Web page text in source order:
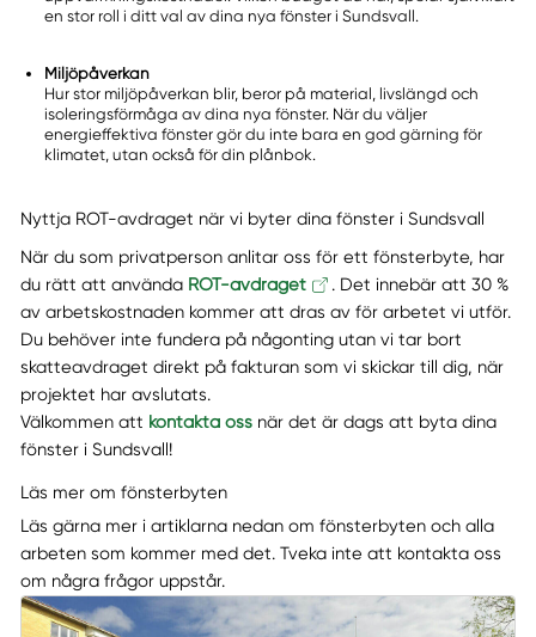
en stor roll i ditt val av dina nya fönster i Sundsvall.
Miljöpåverkan
Hur stor miljöpåverkan blir, beror på material, livslängd och
isoleringsförmåga av dina nya fönster. När du väljer
energieffektiva fönster gör du inte bara en god gärning för
klimatet, utan också för din plånbok.
Nyttja ROT-avdraget när vi byter dina fönster i Sundsvall
När du som privatperson anlitar oss för ett fönsterbyte, har
du rätt att använda ROT-avdraget
. Det innebär att 30 %
av arbetskostnaden kommer att dras av för arbetet vi utför.
Du behöver inte fundera på någonting utan vi tar bort
skatteavdraget direkt på fakturan som vi skickar till dig, när
projektet har avslutats.
Välkommen att kontakta ossnär det är dags att byta dina
fönster i Sundsvall!
Läs mer om fönsterbyten
Läs gärna mer i artiklarna nedan om fönsterbyten och alla
arbeten som kommer med det. Tveka inte att kontakta oss
om några frågor uppstår.